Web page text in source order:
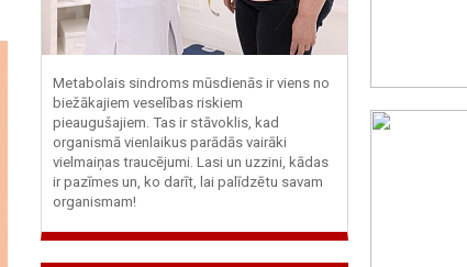
Metabolais sindroms mūsdienās ir viens no
biežākajiem veselības riskiem
pieaugušajiem. Tas ir stāvoklis, kad
organismā vienlaikus parādās vairāki
vielmaiņas traucējumi. Lasi un uzzini, kādas
ir pazīmes un, ko darīt, lai palīdzētu savam
organismam!